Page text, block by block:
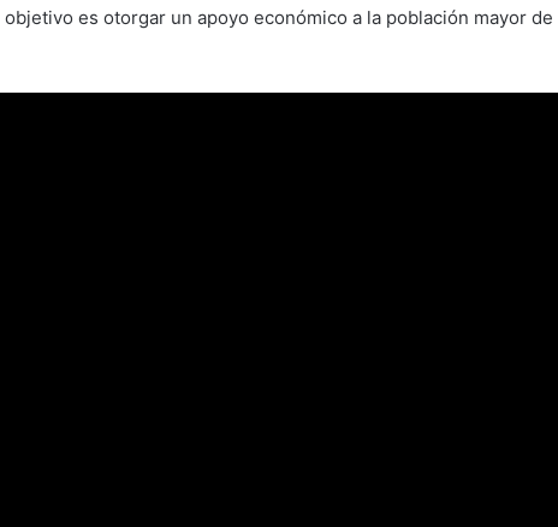
objetivo es otorgar un apoyo económico a la población mayor